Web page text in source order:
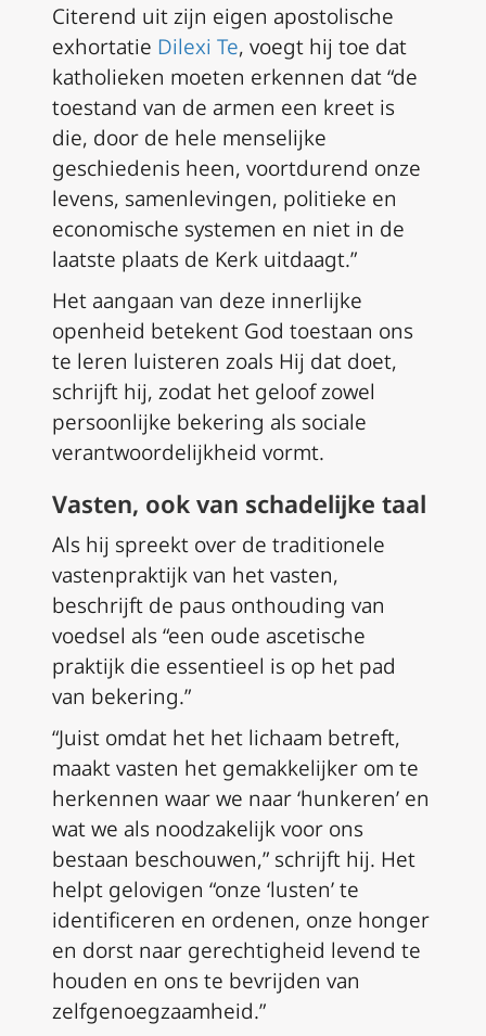
Citerend uit zijn eigen apostolische
exhortatie Dilexi Te, voegt hij toe dat
katholieken moeten erkennen dat “de
toestand van de armen een kreet is
die, door de hele menselijke
geschiedenis heen, voortdurend onze
levens, samenlevingen, politieke en
economische systemen en niet in de
laatste plaats de Kerk uitdaagt.”
Het aangaan van deze innerlijke
openheid betekent God toestaan ons
te leren luisteren zoals Hij dat doet,
schrijft hij, zodat het geloof zowel
persoonlijke bekering als sociale
verantwoordelijkheid vormt.
Vasten, ook van schadelijke taal
Als hij spreekt over de traditionele
vastenpraktijk van het vasten,
beschrijft de paus onthouding van
voedsel als “een oude ascetische
praktijk die essentieel is op het pad
van bekering.”
“Juist omdat het het lichaam betreft,
maakt vasten het gemakkelijker om te
herkennen waar we naar ‘hunkeren’ en
wat we als noodzakelijk voor ons
bestaan beschouwen,” schrijft hij. Het
helpt gelovigen “onze ‘lusten’ te
identificeren en ordenen, onze honger
en dorst naar gerechtigheid levend te
houden en ons te bevrijden van
zelfgenoegzaamheid.”